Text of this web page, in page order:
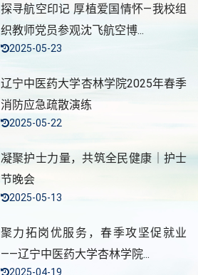
探寻航空印记 厚植爱国情怀—我校组
织教师党员参观沈飞航空博...
2025-05-23
辽宁中医药大学杏林学院2025年春季
消防应急疏散演练
2025-05-22
凝聚护士力量，共筑全民健康｜护士
节晚会
2025-05-13
聚力拓岗优服务，春季攻坚促就业
——辽宁中医药大学杏林学院...
2025-04-19